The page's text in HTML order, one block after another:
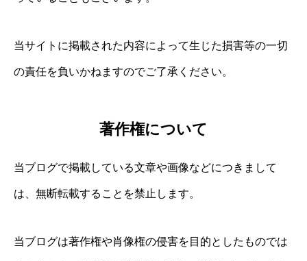
当サイトに掲載された内容によって生じた損害等の一切
の責任を負いかねますのでご了承ください。
著作権について
当ブログで掲載している文章や画像などにつきまして
は、無断転載することを禁止します。
当ブログは著作権や肖像権の侵害を目的としたものでは